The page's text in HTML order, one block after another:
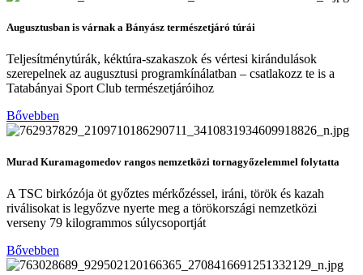
Augusztusban is várnak a Bányász természetjáró túrái
Teljesítménytúrák, kéktúra-szakaszok és vértesi kirándulások
szerepelnek az augusztusi programkínálatban – csatlakozz te is a
Tatabányai Sport Club természetjáróihoz
Bővebben
Murad Kuramagomedov rangos nemzetközi tornagyőzelemmel folytatta
A TSC birkózója öt győztes mérkőzéssel, iráni, török és kazah
riválisokat is legyőzve nyerte meg a törökországi nemzetközi
verseny 79 kilogrammos súlycsoportját
Bővebben